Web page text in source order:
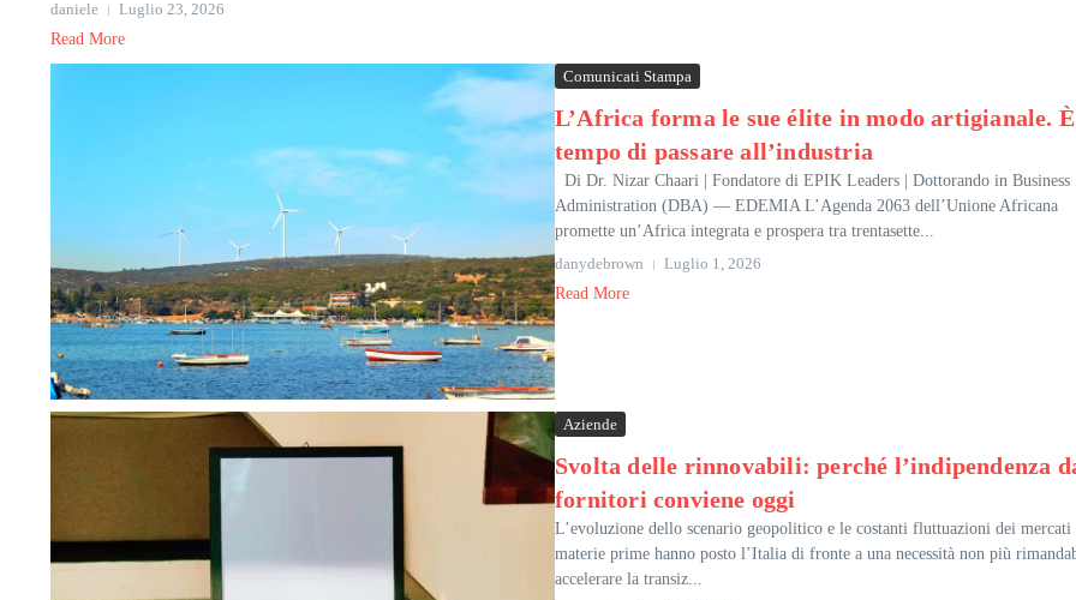
daniele
Luglio 23, 2026
Read More
Comunicati Stampa
L’Africa forma le sue élite in modo artigianale. È
tempo di passare all’industria
Di Dr. Nizar Chaari | Fondatore di EPIK Leaders | Dottorando in Business
Administration (DBA) — EDEMIA L’Agenda 2063 dell’Unione Africana
promette un’Africa integrata e prospera tra trentasette...
danydebrown
Luglio 1, 2026
Read More
Aziende
Svolta delle rinnovabili: perché l’indipendenza
fornitori conviene oggi
L’evoluzione dello scenario geopolitico e le costanti fluttuazioni dei mercati
materie prime hanno posto l’Italia di fronte a una necessità non più
accelerare la transiz...